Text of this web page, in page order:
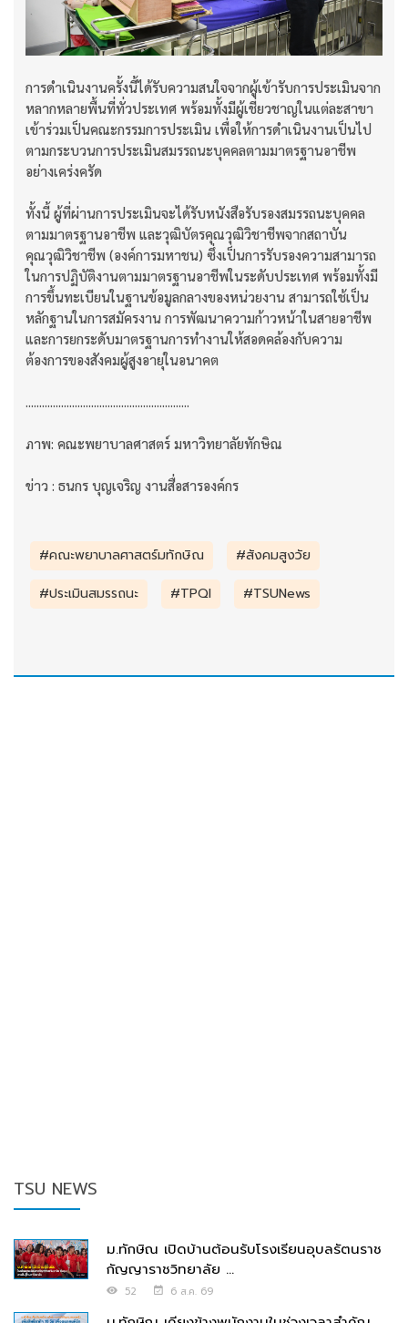
การดำเนินงานครั้งนี้ได้รับความสนใจจากผู้เข้ารับการประเมินจาก
หลากหลายพื้นที่ทั่วประเทศ พร้อมทั้งมีผู้เชี่ยวชาญในแต่ละสาขา
เข้าร่วมเป็นคณะกรรมการประเมิน เพื่อให้การดำเนินงานเป็นไป
ตามกระบวนการประเมินสมรรถนะบุคคลตามมาตรฐานอาชีพ
อย่างเคร่งครัด
ทั้งนี้ ผู้ที่ผ่านการประเมินจะได้รับหนังสือรับรองสมรรถนะบุคคล
ตามมาตรฐานอาชีพ และวุฒิบัตรคุณวุฒิวิชาชีพจากสถาบัน
คุณวุฒิวิชาชีพ (องค์การมหาชน) ซึ่งเป็นการรับรองความสามารถ
ในการปฏิบัติงานตามมาตรฐานอาชีพในระดับประเทศ พร้อมทั้งมี
การขึ้นทะเบียนในฐานข้อมูลกลางของหน่วยงาน สามารถใช้เป็น
หลักฐานในการสมัครงาน การพัฒนาความก้าวหน้าในสายอาชีพ
และการยกระดับมาตรฐานการทำงานให้สอดคล้องกับความ
ต้องการของสังคมผู้สูงอายุในอนาคต
ภาพ: คณะพยาบาลศาสตร์ มหาวิทยาลัยทักษิณ
ข่าว : ธนกร บุญเจริญ งานสื่อสารองค์กร
#คณะพยาบาลศาสตร์มทักษิณ
#สังคมสูงวัย
#ประเมินสมรรถนะ
#TPQI #TSUNews
TSU NEWS
ม.ทักษิณ เปิดบ้านต้อนรับโรงเรียนอุบลรัตนราช
กัญญาราชวิทยาลัย ...
52 6 ส.ค. 69